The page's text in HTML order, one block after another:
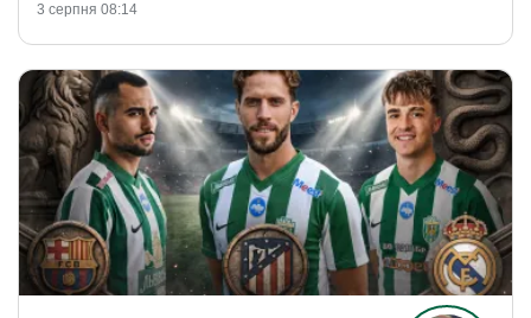
3 серпня 08:14